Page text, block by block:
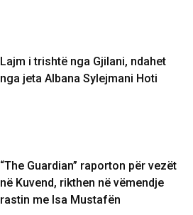
Lajm i trishtë nga Gjilani, ndahet
nga jeta Albana Sylejmani Hoti
“The Guardian” raporton për vezët
në Kuvend, rikthen në vëmendje
rastin me Isa Mustafën